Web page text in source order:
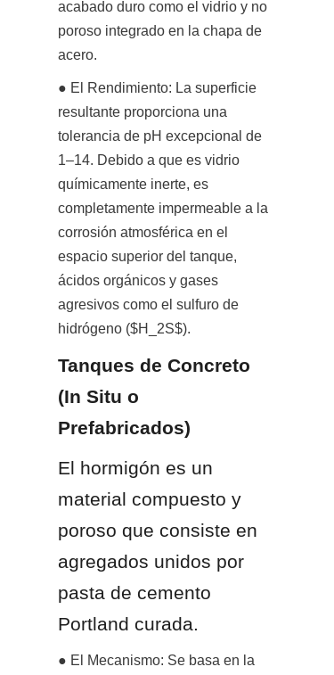
acabado duro como el vidrio y no
poroso integrado en la chapa de
acero.
● El Rendimiento: La superficie
resultante proporciona una
tolerancia de pH excepcional de
1–14. Debido a que es vidrio
químicamente inerte, es
completamente impermeable a la
corrosión atmosférica en el
espacio superior del tanque,
ácidos orgánicos y gases
agresivos como el sulfuro de
hidrógeno ($H_2S$).
Tanques de Concreto
(In Situ o
Prefabricados)
El hormigón es un
material compuesto y
poroso que consiste en
agregados unidos por
pasta de cemento
Portland curada.
● El Mecanismo: Se basa en la